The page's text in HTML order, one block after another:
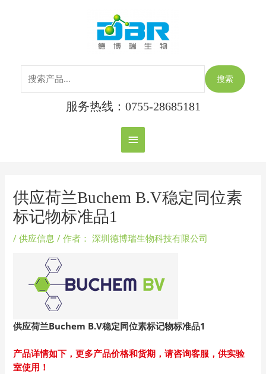
主
菜
单
搜索
服务热线：0755-28685181
供应荷兰Buchem B.V稳定同位素
标记物标准品1
/供应信息 / 作者： 深圳德博瑞生物科技有限公司
供应荷兰Buchem B.V稳定同位素标记物标准品1
产品详情如下，更多产品价格和货期，请咨询客服，供实验
室使用！